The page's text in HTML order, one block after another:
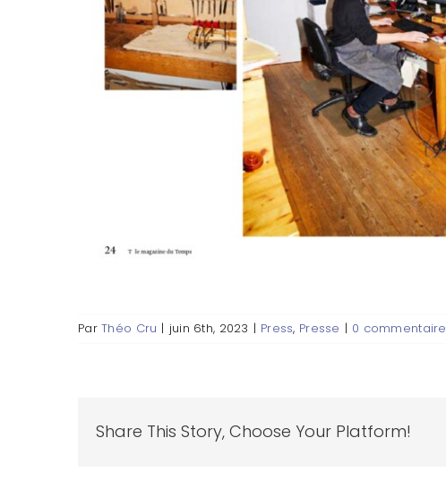
ParThéo Cru | juin 6th, 2023 | Press, Presse | 0 commentaire
Share This Story, Choose Your Platform!